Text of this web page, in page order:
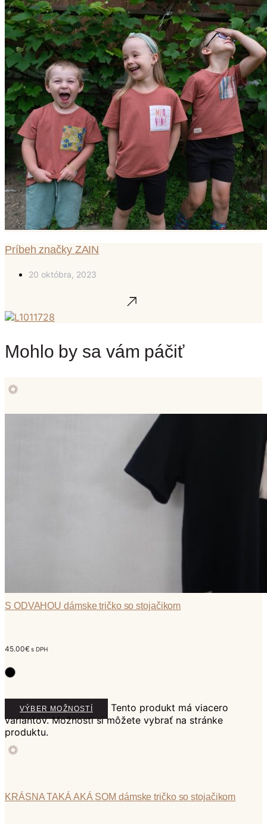
Príbeh značky ZAIN
20 októbra, 2023
Mohlo by sa vám páčiť
S ODVAHOU dámske tričko so stojačikom
45.00€ s DPH
VÝBER MOŽNOSTÍ
Tento produkt má viacero
variantov. Možnosti si môžete vybrať na stránke
produktu.
KRÁSNA TAKÁ AKÁ SOM dámske tričko so stojačikom